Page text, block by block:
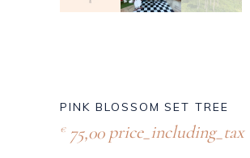
PINK BLOSSOM SET TREE
€75,00 price_including_tax